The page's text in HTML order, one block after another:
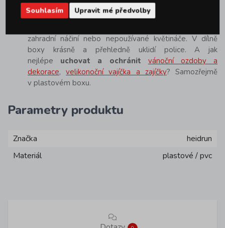
v kuchyni. Své praktické uplatnění ale najdou
jakozahradní úložné boxy.Dokonale ochrání
zahradní náčiní nebo nepoužívané květináče. V dílně
boxy krásně a přehledně uklidí police. A jak
nejlépe uchovat a ochránit
vánoční ozdoby a
dekorace,velikonoční vajíčka a zajíčky? Samozřejmě
v plastovém boxu.
Parametry produktu
Značka
heidrun
Materiál
plastové / pvc
Souhlasím Upravit mé předvolby